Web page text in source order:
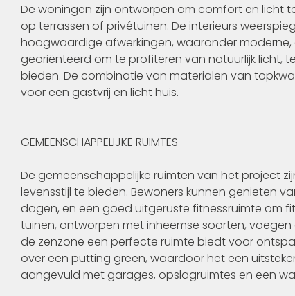
De woningen zijn ontworpen om comfort en licht
op terrassen of privétuinen. De interieurs
hoogwaardige afwerkingen, waaronder moderne,
georiënteerd om te profiteren van natuurlijk licht,
bieden. De combinatie van materialen van
voor een gastvrij en licht huis.
GEMEENSCHAPPELIJKE RUIMTES
De gemeenschappelijke ruimten van het project
levensstijl te bieden. Bewoners kunnen genieten
dagen, en een goed uitgeruste fitnessruimte om
tuinen, ontworpen met inheemse soorten,
de zenzone een perfecte ruimte biedt voor
over een putting green, waardoor het een
aangevuld met garages, opslagruimtes en een